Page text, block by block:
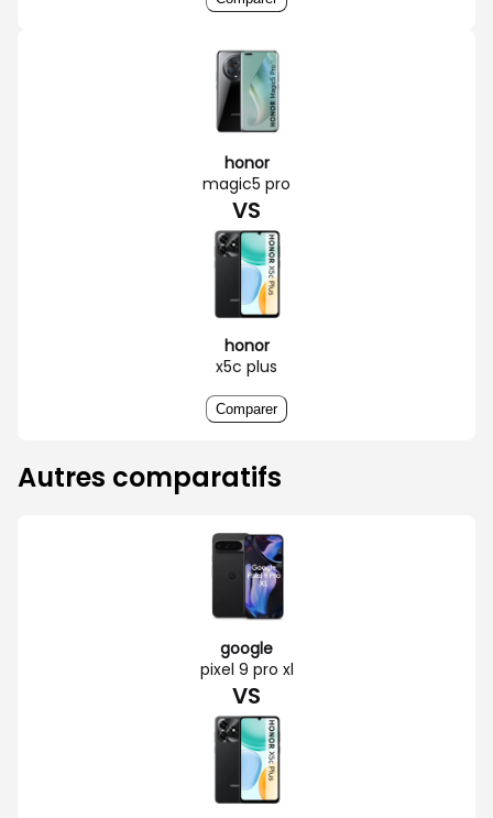
honor
magic5 pro
VS
honor
x5c plus
Comparer
Autres comparatifs
google
pixel 9 pro xl
VS